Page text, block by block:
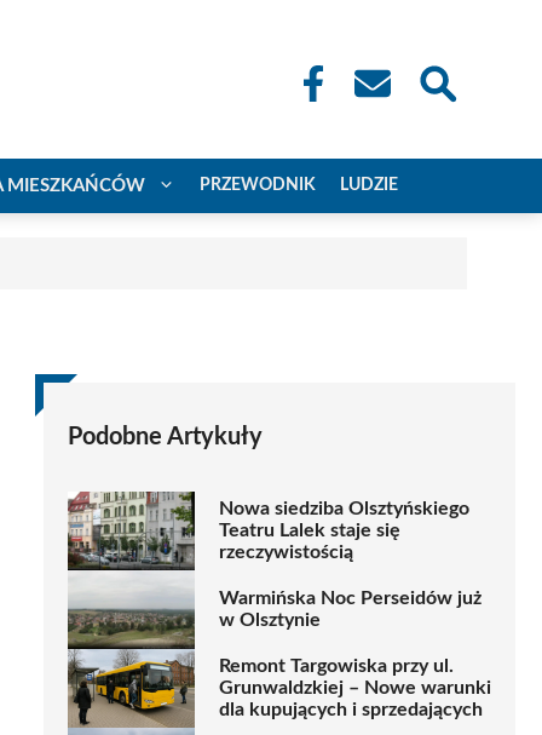
MIESZKAŃCÓW PRZEWODNIK LUDZIE
Podobne Artykuły
Nowa siedziba Olsztyńskiego
Teatru Lalek staje się
rzeczywistością
Warmińska Noc Perseidów już
w Olsztynie
Remont Targowiska przy ul.
Grunwaldzkiej – Nowe warunki
dla kupujących i sprzedających